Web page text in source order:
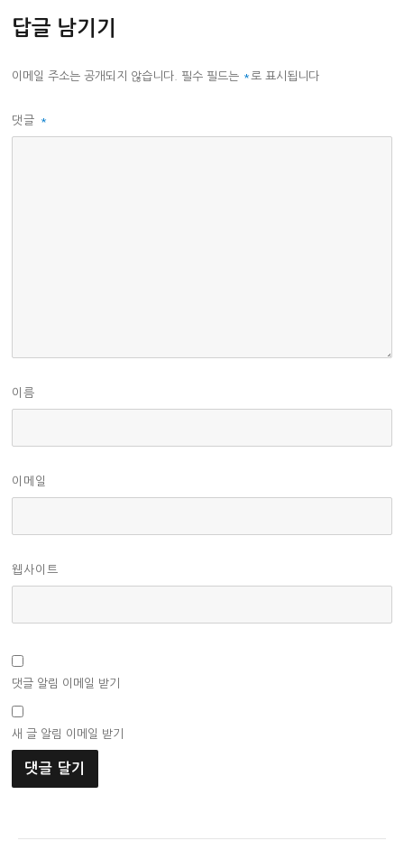
답글 남기기
이메일 주소는 공개되지 않습니다. 필수 필드는 *로 표시됩니다
댓글 *
이름
이메일
웹사이트
댓글 알림 이메일 받기
새 글 알림 이메일 받기